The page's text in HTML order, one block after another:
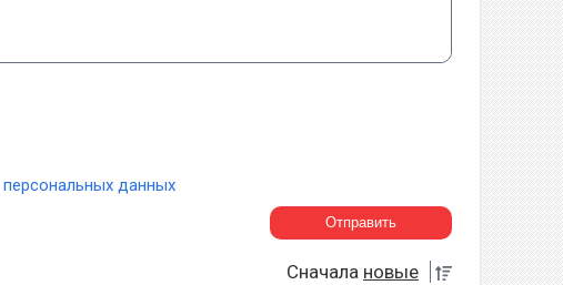
персональных данных
Сначала новые